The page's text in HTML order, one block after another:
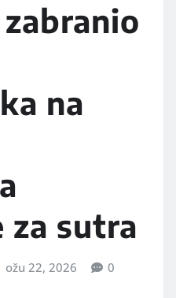
na
za sutra
ožu 22, 2026 0